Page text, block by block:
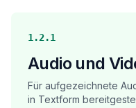
1.2.1
Audio und
Für aufgezeichnete
in Textform